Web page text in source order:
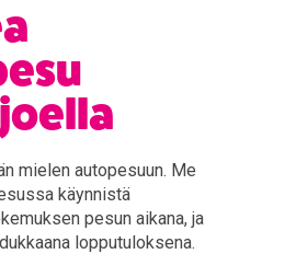
mielen autopesuun. Me
käynnistä
pesun aikana, ja
lopputuloksena.